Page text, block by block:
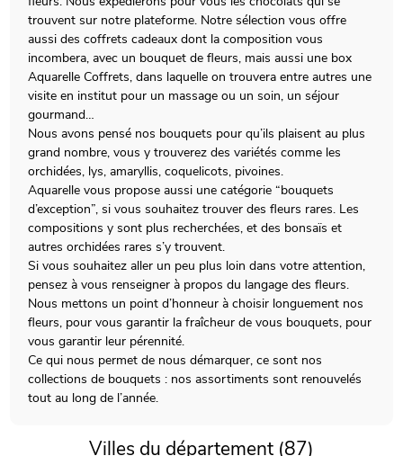
trouvent sur notre plateforme. Notre sélection vous offre
aussi des coffrets cadeaux dont la composition vous
incombera, avec un bouquet de fleurs, mais aussi une box
Aquarelle Coffrets, dans laquelle on trouvera entre autres une
visite en institut pour un massage ou un soin, un séjour
gourmand…
Nous avons pensé nos bouquets pour qu’ils plaisent au plus
grand nombre, vous y trouverez des variétés comme les
orchidées, lys, amaryllis, coquelicots, pivoines.
Aquarelle vous propose aussi une catégorie “bouquets
d’exception”, si vous souhaitez trouver des fleurs rares. Les
compositions y sont plus recherchées, et des bonsaïs et
autres orchidées rares s’y trouvent.
Si vous souhaitez aller un peu plus loin dans votre attention,
pensez à vous renseigner à propos du langage des fleurs.
Nous mettons un point d’honneur à choisir longuement nos
fleurs, pour vous garantir la fraîcheur de vous bouquets, pour
vous garantir leur pérennité.
Ce qui nous permet de nous démarquer, ce sont nos
collections de bouquets : nos assortiments sont renouvelés
tout au long de l’année.
Villes du département (87)